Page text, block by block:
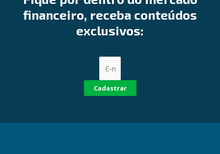
financeiro, receba conteúdos
exclusivos:
Cadastrar